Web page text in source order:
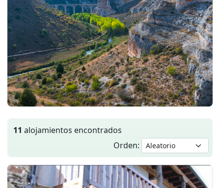
11 alojamientos encontrados
Orden: